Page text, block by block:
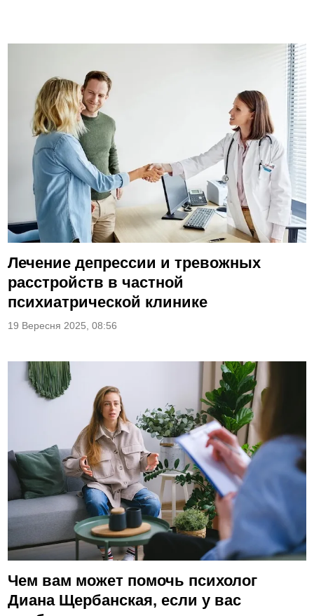
Лечение депрессии и тревожных
расстройств в частной
психиатрической клинике
19 Вересня 2025, 08:56
Чем вам может помочь психолог
Диана Щербанская, если у вас